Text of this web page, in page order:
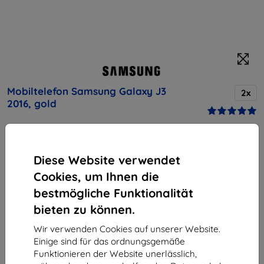
Diese Website verwendet
Cookies, um Ihnen die
bestmögliche Funktionalität
bieten zu können.
Wir verwenden Cookies auf unserer Website.
Einige sind für das ordnungsgemäße
Funktionieren der Website unerlässlich,
Mobiltelefon Samsung Galaxy J3
2016, gold
2x
Rabatt
auf sämtliches Zubehör dafür!
Produktbeschreibung
Endpreis
108,90 €
98,01 €